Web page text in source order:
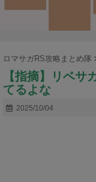
ロマサガRS攻略まとめ隊
【指摘】リベサ
てるよな
2025/10/04